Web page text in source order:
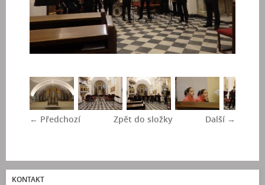
← Předchozí Další →
Zpět do složky
KONTAKT